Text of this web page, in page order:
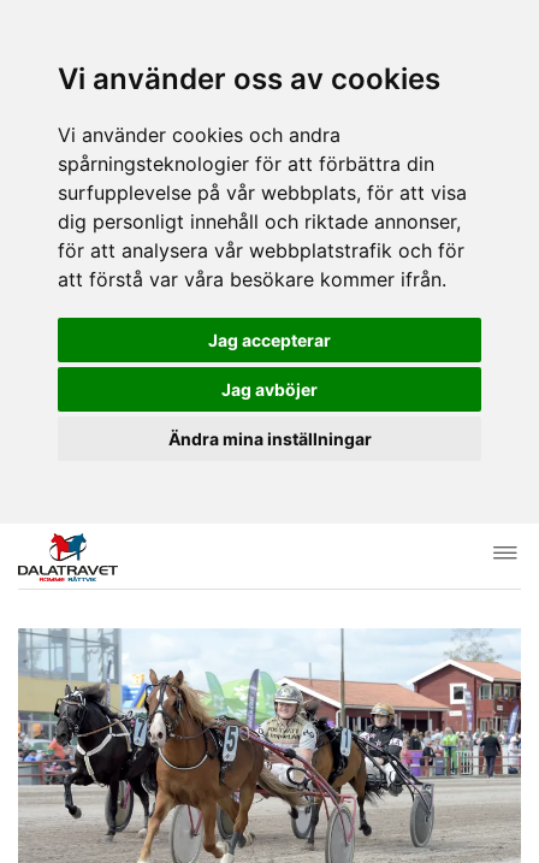
Vi använder oss av cookies
Vi använder cookies och andra
spårningsteknologier för att förbättra din
surfupplevelse på vår webbplats, för att visa
dig personligt innehåll och riktade annonser,
för att analysera vår webbplatstrafik och för
att förstå var våra besökare kommer ifrån.
Jag accepterar
Jag avböjer
Ändra mina inställningar